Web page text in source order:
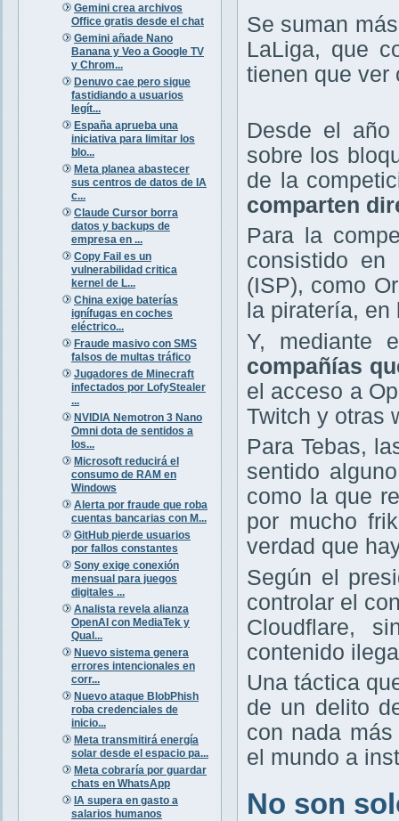
Gemini crea archivos
Office gratis desde el chat
Gemini añade Nano
Banana y Veo a Google TV
y Chrom...
Denuvo cae pero sigue
fastidiando a usuarios
legít...
España aprueba una
iniciativa para limitar los
blo...
Meta planea abastecer
sus centros de datos de IA
c...
Claude Cursor borra
datos y backups de
empresa en ...
Copy Fail es un
vulnerabilidad critica
kernel de L...
China exige baterías
ignífugas en coches
eléctrico...
Fraude masivo con SMS
falsos de multas tráfico
Jugadores de Minecraft
infectados por LofyStealer
...
NVIDIA Nemotron 3 Nano
Omni dota de sentidos a
los...
Microsoft reducirá el
consumo de RAM en
Windows
Alerta por fraude que roba
cuentas bancarias con M...
GitHub pierde usuarios
por fallos constantes
Sony exige conexión
mensual para juegos
digitales ...
Analista revela alianza
OpenAI con MediaTek y
Qual...
Nuevo sistema genera
errores intencionales en
corr...
Nuevo ataque BlobPhish
roba credenciales de
inicio...
Meta transmitirá energía
solar desde el espacio pa...
Meta cobraría por guardar
chats en WhatsApp
IA supera en gasto a
salarios humanos
Se suman
LaLiga, que
tienen que ver
Desde el
sobre los
de la
comparten
Para la
consistido en
(ISP), como
la piratería,
Y, mediante
compañías
el acceso a
Twitch y otras
Para Tebas,
sentido
como la que
por mucho
verdad que
Según el
controlar el
Cloudflare,
contenido
Una táctica
de un delito
con nada
el mundo a
No son